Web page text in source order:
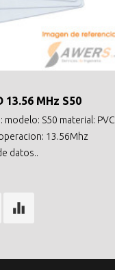
13.56 MHz S50
modelo: S50 material: PVC
13.56Mhz
datos..